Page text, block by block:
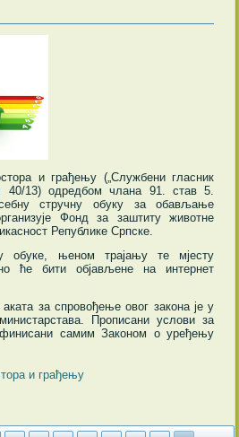
и грађењу („Службени гласник
40/13) одредбом члана 91. став 5.
стручну обуку за обављање
Фонд за заштиту животне
Републике Српске.
обуке, њеном трајању те мјесту
ће бити објављене на интернет
за спровођење овог закона је у
Прописани услови за
самим Законом о уређењу
и грађењу